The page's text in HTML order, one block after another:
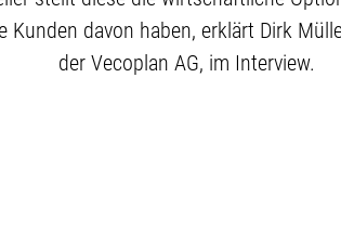
davon haben, erklärt Dirk
der Vecoplan AG, im Interview.